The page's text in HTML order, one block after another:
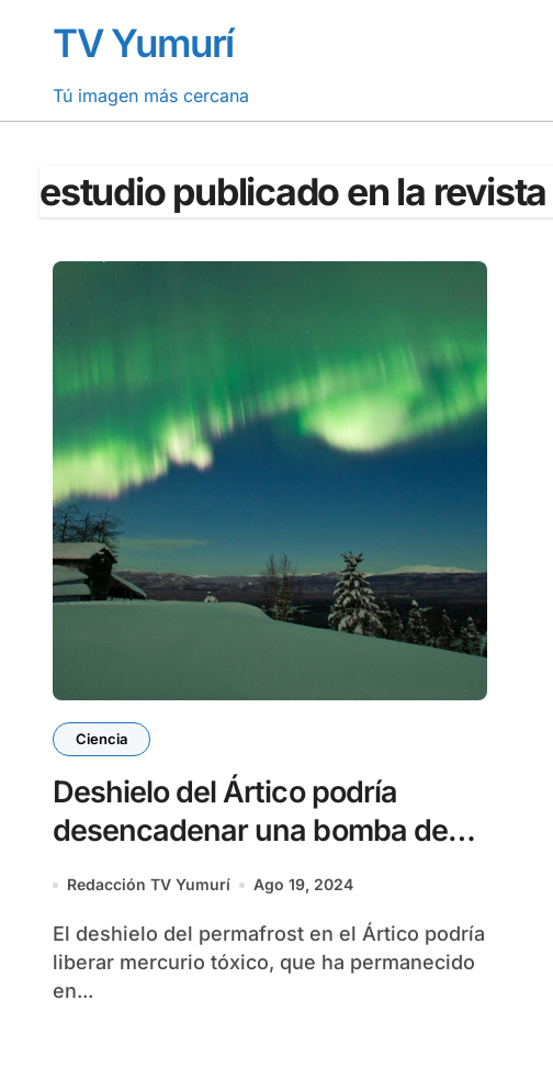
contenidoTV Yumurí
Tú imagen más cercana
estudio publicado en la
Ciencia
Deshielo del Ártico podría
desencadenar una bomba de
mercurio
Redacción TV Yumurí Ago 19, 2024
El deshielo del permafrost en el Ártico podría
liberar mercurio tóxico, que ha permanecido
en...